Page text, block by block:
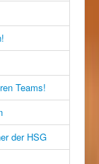
Teams!
der HSG